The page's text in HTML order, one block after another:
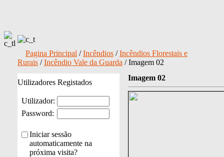
Pagina Principal /Incêndios /Incêndios Florestais e
Rurais /Incêndio Vale da Guarda / Imagem 02
Utilizadores Registados
Utilizador:
Password:
Iniciar sessão
automaticamente na
próxima visita?
Imagem 02